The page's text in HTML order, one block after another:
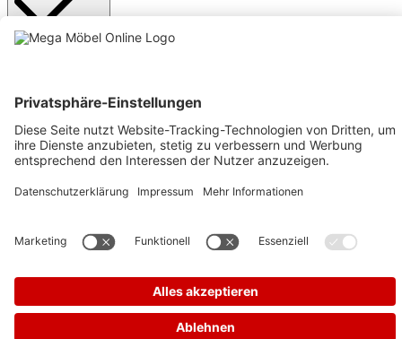
Monochrom
Niedrige Sättigung
Animationen stoppen
Überschriften hervorheben
Großer Cursor
Leseführung
Bilder ausblenden
Zurücksetzen
Barrierefreiheit
Werkzeugleiste anzeigen